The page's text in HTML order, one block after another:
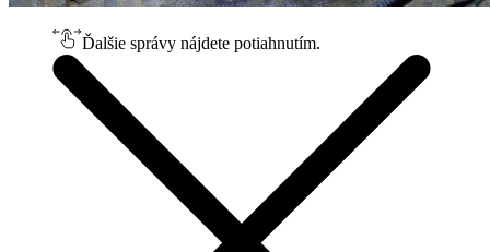
Ďalšie správy nájdete potiahnutím.